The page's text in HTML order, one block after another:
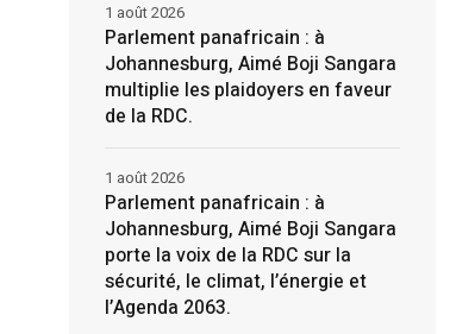
Parlement panafricain : à
Johannesburg, Aimé Boji Sangara
multiplie les plaidoyers en faveur
de la RDC.
1 août 2026
Parlement panafricain : à
Johannesburg, Aimé Boji Sangara
porte la voix de la RDC sur la
sécurité, le climat, l’énergie et
l’Agenda 2063.
1 août 2026